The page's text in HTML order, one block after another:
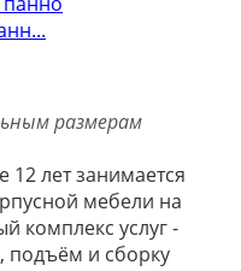
лет занимается
мебели на
комплекс услуг -
подъём и сборку